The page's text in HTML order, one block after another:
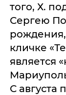
того, Х.
Сергею
кличке
является
С августа